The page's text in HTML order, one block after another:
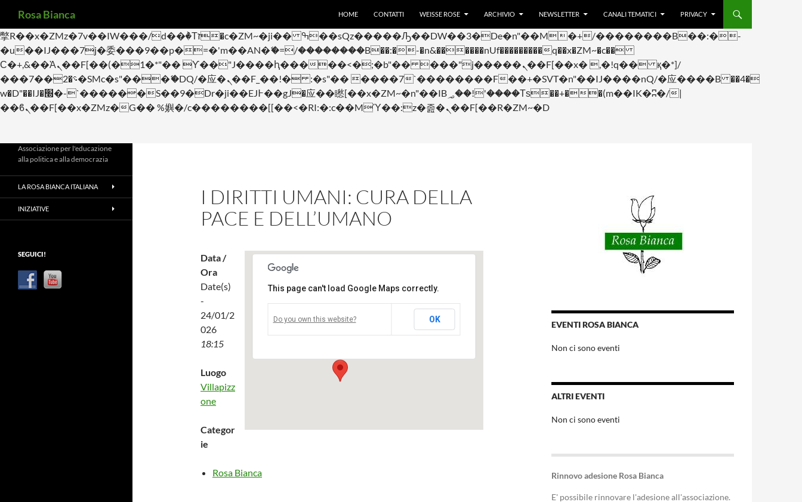
m��@J����nQ+���պ��כ��7�Ma�jf��J��ͱ4j���Ѳ�
撆R��x�ZMz�7v��IW���/d��ٞ�Тז�c�ZM~�ji�� ߒ��sQz�����Ԡ��DW��3�De�n"��M�+/��������B��:�-
�u��IJ���7j�委���9��p�=�'m��AN�ޭ�=/��������B��:�-�n&������nUf���������q��x�ZM~�c��
Ϲ�+,&��Ὰܢ��F[��(�1�*"�� ϒ��"J����ԧ�����<�;�b"�� ���"j�����ܢ��F[��x� ,�!q�� қ�*]/
���؝�2��7�SMc�s"���ޭ�DQ/�应�ܢ��F_��!� :�s"�� ����7`��������F��+�SVT�n"��IJ����nQ/�应����B ��4�
w�D"��IJ�׭�-`������S��9�Dr�ji��EJ߅��gJ�应��矁[��x�ZM~�n"��IB؃��!'����Тѕ��+��(m��IK�ʭ�/|
��ϐܢ��F[��x�ZMz�G�� %嬩�/c��������[[��<�RI:�:c��MΎ��:z�졾�ܢ��F[��R�ZM~�D
Rosa Bianca
HOME
CONTATTI WEISSE ROSE ARCHIVIO NEWSLETTER CANALI TEMATICI PRIVACY
I DIRITTI UMANI: CURA DELLA
PACE E DELL’UMANO
This page can't load Google Maps correctly.
Do you own this website? OK
Data /
Ora
Date(s)
-
24/01/2
026
18:15
Luogo
Villapizz
one
Categor
ie
Rosa Bianca
EVENTI ROSA BIANCA
Non ci sono eventi
ALTRI EVENTI
Non ci sono eventi
Rinnovo adesione Rosa Bianca
E' possibile rinnovare l'adesione all'associazione.
Associazione per l'educazione
alla politica e alla democrazia
LA ROSA BIANCA ITALIANA
INIZIATIVE
SEGUICI!